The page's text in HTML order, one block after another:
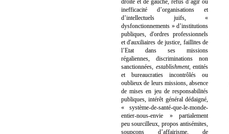
inefficacité d’organisations et
d’intellectuels juifs, «
dysfonctionnements » d’institutions
publiques, d'ordres professionnels
et d'auxiliaires de justice, faillites de
l’Etat dans ses missions
régaliennes, discriminations non
sanctionnées, establishment, entités
et bureaucraties incontrôlés ou
oublieux de leurs missions, absence
de mises en jeu de responsabilités
publiques, intérêt général dédaigné,
« système-de-santé-que-le-monde-
entier-nous-envie » partialement
peu sourcilleux, propos antisémites,
soupçons d’affairisme, de